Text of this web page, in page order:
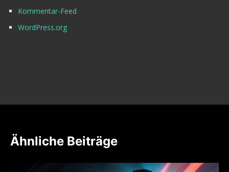
Kommentar-Feed
WordPress.org
Ähnliche Beiträge